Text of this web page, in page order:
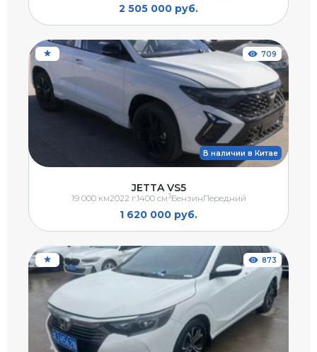
2 505 000 руб.
В наличии в Китае
709
JETTA VS5
1 620 000 руб.
19 000 км2022 г.1400 см3БензинПередний
873